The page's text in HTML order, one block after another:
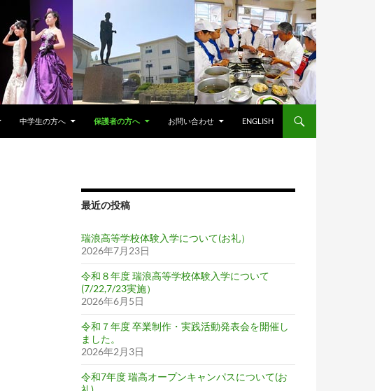
中学生の方へ 保護者の方へ お問い合わせ ENGLISH
最近の投稿
瑞浪高等学校体験入学について(お礼）
2026年7月23日
令和８年度 瑞浪高等学校体験入学について
(7/22,7/23実施）
2026年6月5日
令和７年度 卒業制作・実践活動発表会を開催し
ました。
2026年2月3日
令和7年度 瑞高オープンキャンパスについて(お